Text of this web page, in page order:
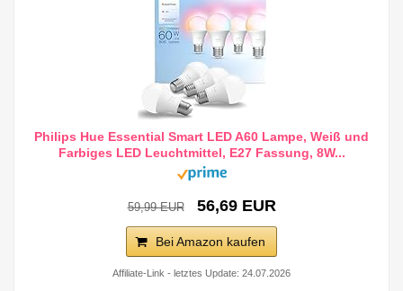
Philips Hue Essential Smart LED A60 Lampe, Weiß und
Farbiges LED Leuchtmittel, E27 Fassung, 8W...
59,99 EUR 56,69 EUR
Bei Amazon kaufen
Affiliate-Link - letztes Update: 24.07.2026